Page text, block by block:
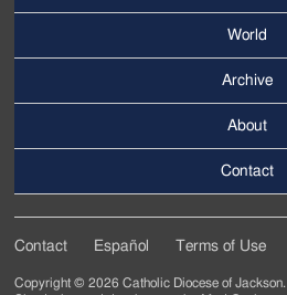
World
Menu
Archive
About
Contact
Contact Español Terms of Use
Copyright © 2026 Catholic Diocese of Jackson.